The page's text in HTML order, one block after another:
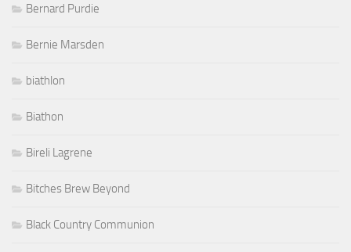
Bernard Purdie
Bernie Marsden
biathlon
Biathon
Bireli Lagrene
Bitches Brew Beyond
Black Country Communion